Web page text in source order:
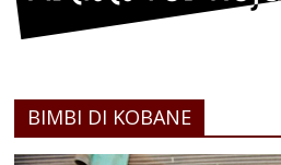
BIMBI DI KOBANE